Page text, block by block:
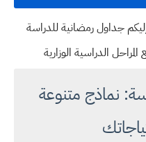
جداول رمضانية للدراسة
الدراسية الوزارية
نماذج متنوعة